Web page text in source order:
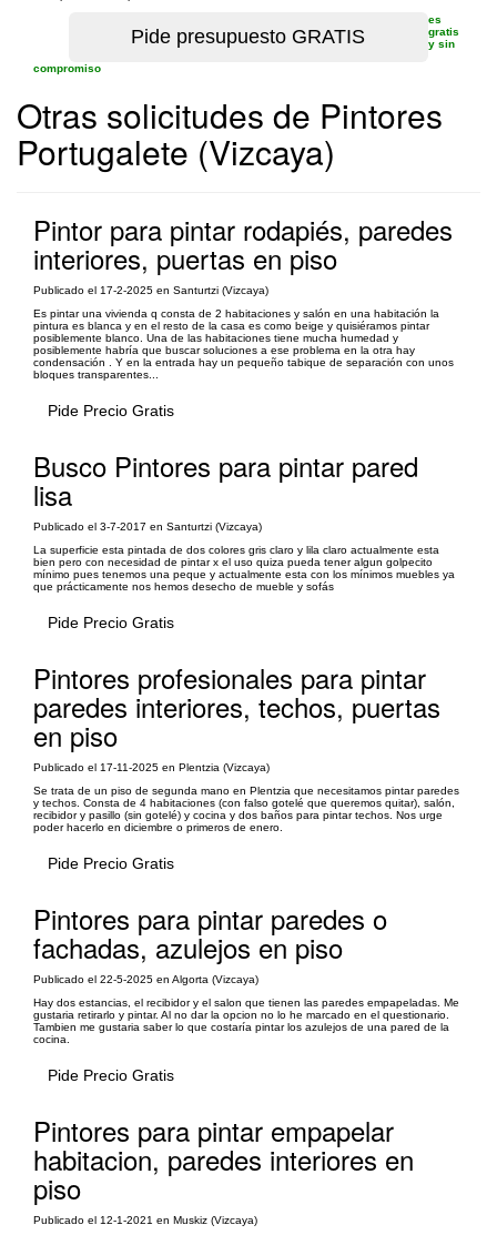
es
gratis
y sin
compromiso
Otras solicitudes de Pintores
Portugalete (Vizcaya)
Pintor para pintar rodapiés, paredes
interiores, puertas en piso
Publicado el 17-2-2025 en Santurtzi (Vizcaya)
Es pintar una vivienda q consta de 2 habitaciones y salón en una habitación la
pintura es blanca y en el resto de la casa es como beige y quisiéramos pintar
posiblemente blanco. Una de las habitaciones tiene mucha humedad y
posiblemente habría que buscar soluciones a ese problema en la otra hay
condensación . Y en la entrada hay un pequeño tabique de separación con unos
bloques transparentes...
Pide Precio Gratis
Busco Pintores para pintar pared
lisa
Publicado el 3-7-2017 en Santurtzi (Vizcaya)
La superficie esta pintada de dos colores gris claro y lila claro actualmente esta
bien pero con necesidad de pintar x el uso quiza pueda tener algun golpecito
mínimo pues tenemos una peque y actualmente esta con los mínimos muebles ya
que prácticamente nos hemos desecho de mueble y sofás
Pide Precio Gratis
Pintores profesionales para pintar
paredes interiores, techos, puertas
en piso
Publicado el 17-11-2025 en Plentzia (Vizcaya)
Se trata de un piso de segunda mano en Plentzia que necesitamos pintar paredes
y techos. Consta de 4 habitaciones (con falso gotelé que queremos quitar), salón,
recibidor y pasillo (sin gotelé) y cocina y dos baños para pintar techos. Nos urge
poder hacerlo en diciembre o primeros de enero.
Pide Precio Gratis
Pintores para pintar paredes o
fachadas, azulejos en piso
Publicado el 22-5-2025 en Algorta (Vizcaya)
Hay dos estancias, el recibidor y el salon que tienen las paredes empapeladas. Me
gustaria retirarlo y pintar. Al no dar la opcion no lo he marcado en el questionario.
Tambien me gustaria saber lo que costaría pintar los azulejos de una pared de la
cocina.
Pide Precio Gratis
Pintores para pintar empapelar
habitacion, paredes interiores en
piso
Publicado el 12-1-2021 en Muskiz (Vizcaya)